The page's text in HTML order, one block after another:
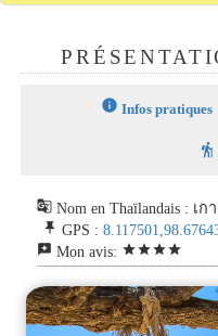
info Infos pratiques
hiking
g_translate Nom en Thaïlandais : เก
push_pin GPS :
reviews Mon avis: starstarstarstar